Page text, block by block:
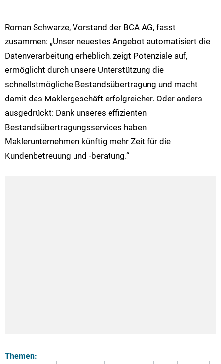
Roman Schwarze, Vorstand der BCA AG, fasst
zusammen: „Unser neuestes Angebot automatisiert die
Datenverarbeitung erheblich, zeigt Potenziale auf,
ermöglicht durch unsere Unterstützung die
schnellstmögliche Bestandsübertragung und macht
damit das Maklergeschäft erfolgreicher. Oder anders
ausgedrückt: Dank unseres effizienten
Bestandsübertragungsservices haben
Maklerunternehmen künftig mehr Zeit für die
Kundenbetreuung und -beratung.“
Themen: